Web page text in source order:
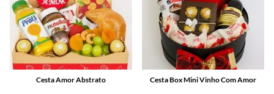
Cesta Amor Abstrato Cesta Box Mini Vinho Com Amor